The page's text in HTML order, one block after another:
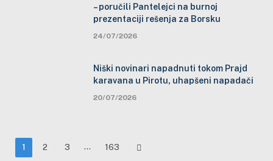
– poručili Pantelejci na burnoj
prezentaciji rešenja za Borsku
24/07/2026
Niški novinari napadnuti tokom Prajd
karavana u Pirotu, uhapšeni napadači
20/07/2026
1 2 3 … 163 Next